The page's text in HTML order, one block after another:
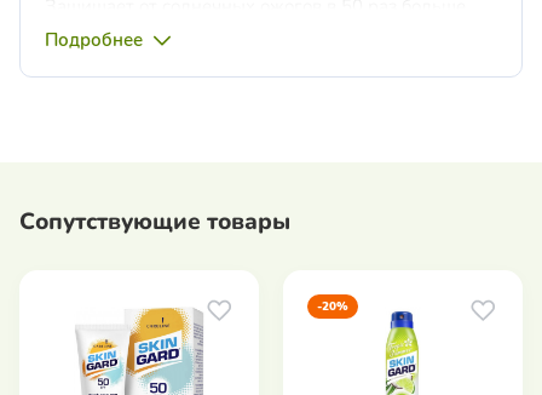
чем естественные защитные механизмы кожи;
борьбе с онкологией). Это означает, что данный
Применять за полчаса до выхода на солнце, далее
наносить каждые два часа, а в случае купания или
применения полотенца – повторить.
Подробнее
Сопутствующие товары
-20%